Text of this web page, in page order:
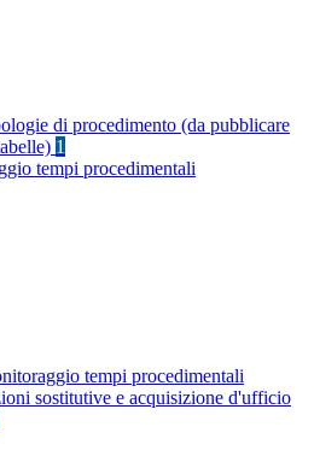
di procedimento (da pubblicare
1
tempi procedimentali
tempi procedimentali
sostitutive e acquisizione d'ufficio